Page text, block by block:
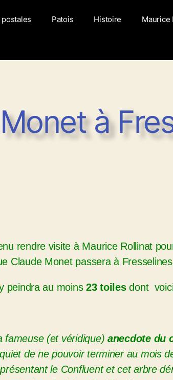
Patois Histoire Maurice
à
rendre visite à Maurice Rollinat
Claude Monet passera à
peindra au moins23 toilesdont voici
fameuse (et véridique) anecdote du
de ne pouvoir terminer au mois
le Confluent et cet arbre